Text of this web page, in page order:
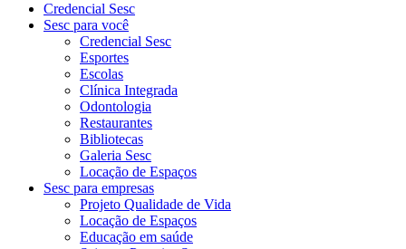
Credencial Sesc
Sesc para você
Credencial Sesc
Esportes
Escolas
Clínica Integrada
Odontologia
Restaurantes
Bibliotecas
Galeria Sesc
Locação de Espaços
Sesc para empresas
Projeto Qualidade de Vida
Locação de Espaços
Educação em saúde